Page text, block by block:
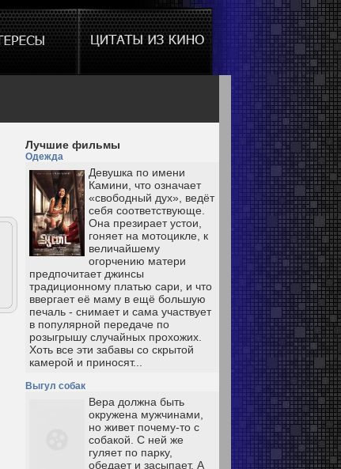
Лучшие фильмы
Одежда
Девушка по имени
Камини, что означает
«свободный дух», ведёт
себя соответствующе.
Она презирает устои,
гоняет на мотоцикле, к
величайшему
огорчению матери
предпочитает джинсы
традиционному платью сари, и что
ввергает её маму в ещё большую
печаль - снимает и сама участвует
в популярной передаче по
розыгрышу случайных прохожих.
Хоть все эти забавы со скрытой
камерой и приносят...
Выгул собак
Вера должна быть
окружена мужчинами,
но живет почему-то с
собакой. С ней же
гуляет по парку,
обедает и засыпает. А